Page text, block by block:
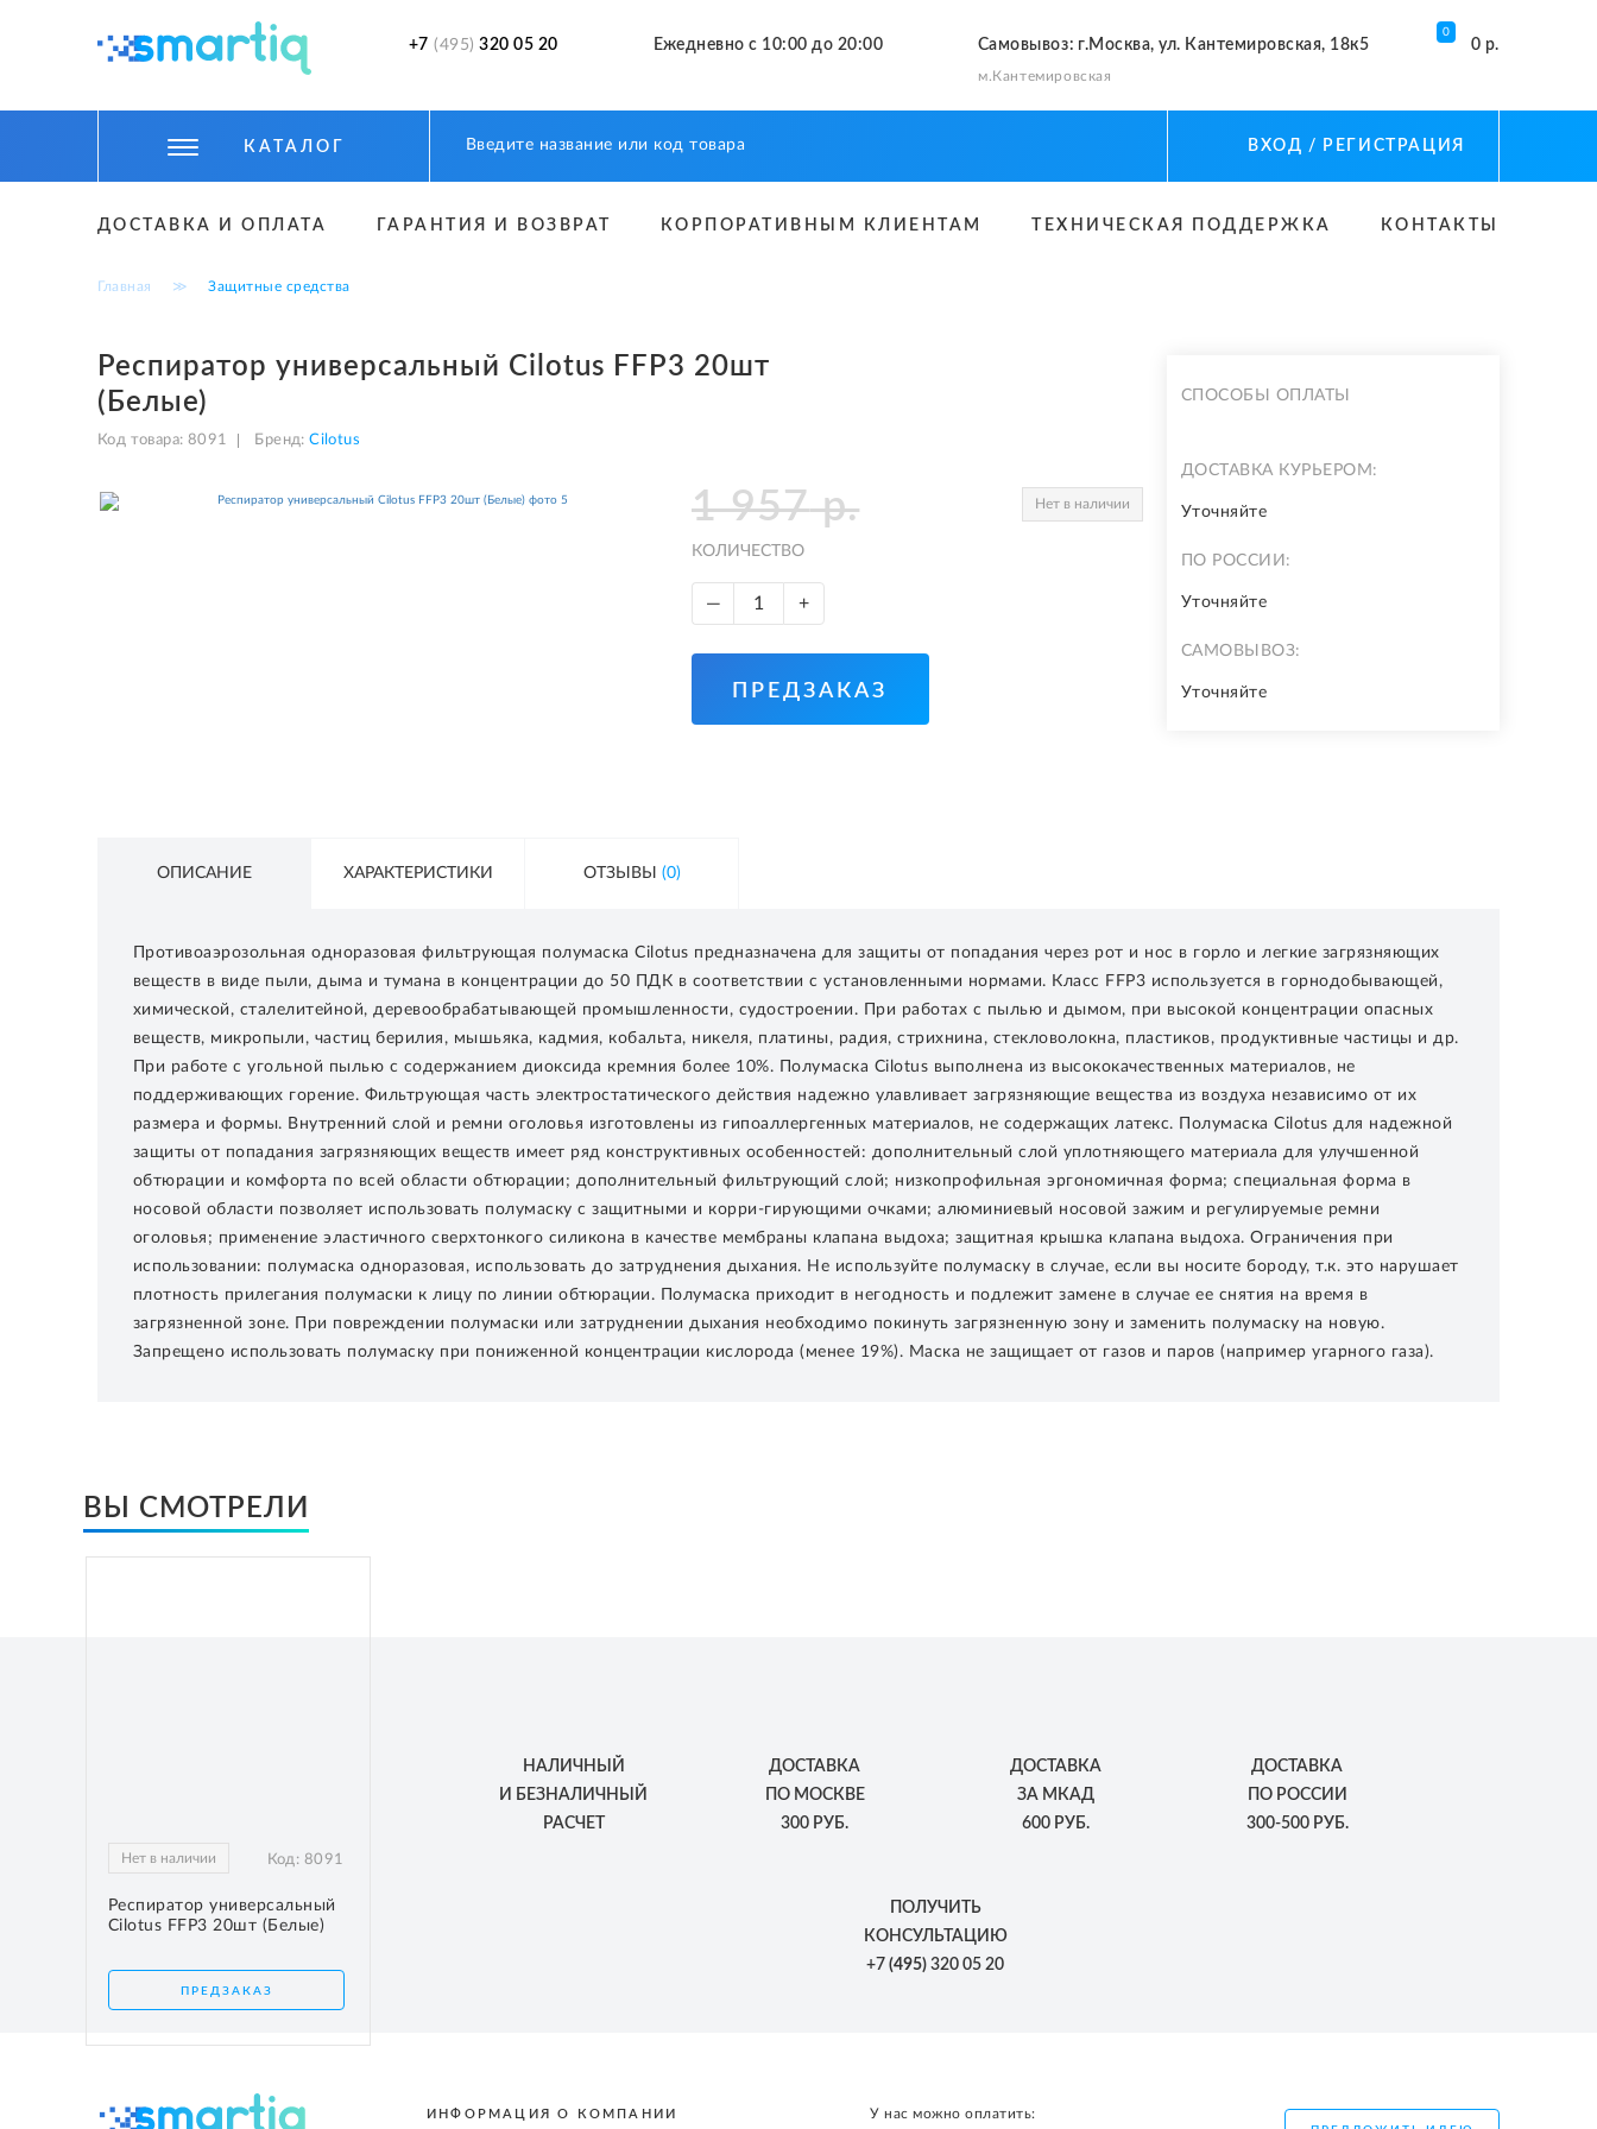
+7 (495) 320 05 20 Ежедневно с 10:00 до 20:00 Самовывоз: г.Москва, ул. Кантемировская, 18к5
м.Кантемировская
0
0 р.
КАТАЛОГ
ТОВАРЫ ДЛЯ АВТО
АКСЕССУАРЫ
РАСПРОДАЖА
ВХОД / РЕГИСТРАЦИЯ
ДОСТАВКА И ОПЛАТА ГАРАНТИЯ И ВОЗВРАТ КОРПОРАТИВНЫМ КЛИЕНТАМ ТЕХНИЧЕСКАЯ ПОДДЕРЖКА КОНТАКТЫ
Главная ≫ Защитные средства
Респиратор универсальный Cilotus FFP3 20шт
(Белые)
Код товара: 8091 Бренд: Cilotus
1 957р. Нет в наличии
КОЛИЧЕСТВО
— +
ПРЕДЗАКАЗ
СПОСОБЫ ОПЛАТЫ
ДОСТАВКА КУРЬЕРОМ:
Уточняйте
ПО РОССИИ:
Уточняйте
САМОВЫВОЗ:
Уточняйте
ОПИСАНИЕ ХАРАКТЕРИСТИКИ ОТЗЫВЫ (0)
Противоаэрозольная одноразовая фильтрующая полумаска Cilotus предназначена для защиты от попадания через рот и нос в горло и легкие загрязняющих
веществ в виде пыли, дыма и тумана в концентрации до 50 ПДК в соответствии с установленными нормами. Класс FFP3 используется в горнодобывающей,
химической, сталелитейной, деревообрабатывающей промышленности, судостроении. При работах с пылью и дымом, при высокой концентрации опасных
веществ, микропыли, частиц берилия, мышьяка, кадмия, кобальта, никеля, платины, радия, стрихнина, стекловолокна, пластиков, продуктивные частицы и др.
При работе с угольной пылью с содержанием диоксида кремния более 10%. Полумаска Cilotus выполнена из высококачественных материалов, не
поддерживающих горение. Фильтрующая часть электростатического действия надежно улавливает загрязняющие вещества из воздуха независимо от их
размера и формы. Внутренний слой и ремни оголовья изготовлены из гипоаллергенных материалов, не содержащих латекс. Полумаска Cilotus для надежной
защиты от попадания загрязняющих веществ имеет ряд конструктивных особенностей: дополнительный слой уплотняющего материала для улучшенной
обтюрации и комфорта по всей области обтюрации; дополнительный фильтрующий слой; низкопрофильная эргономичная форма; специальная форма в
носовой области позволяет использовать полумаску с защитными и корри-гирующими очками; алюминиевый носовой зажим и регулируемые ремни
оголовья; применение эластичного сверхтонкого силикона в качестве мембраны клапана выдоха; защитная крышка клапана выдоха. Ограничения при
использовании: полумаска одноразовая, использовать до затруднения дыхания. Не используйте полумаску в случае, если вы носите бороду, т.к. это нарушает
плотность прилегания полумаски к лицу по линии обтюрации. Полумаска приходит в негодность и подлежит замене в случае ее снятия на время в
загрязненной зоне. При повреждении полумаски или затруднении дыхания необходимо покинуть загрязненную зону и заменить полумаску на новую.
Запрещено использовать полумаску при пониженной концентрации кислорода (менее 19%). Маска не защищает от газов и паров (например угарного газа).
ВЫ СМОТРЕЛИ
Нет в наличии Код: 8091
Респиратор универсальный
Cilotus FFP3 20шт (Белые)
ПРЕДЗАКАЗ
НАЛИЧНЫЙ
И БЕЗНАЛИЧНЫЙ
РАСЧЕТ
ДОСТАВКА
ПО МОСКВЕ
300 РУБ.
ДОСТАВКА
ЗА МКАД
600 РУБ.
ДОСТАВКА
ПО РОССИИ
300-500 РУБ.
ПОЛУЧИТЬ
КОНСУЛЬТАЦИЮ
+7 (495) 320 05 20
ИНФОРМАЦИЯ О КОМПАНИИ У нас можно оплатить: